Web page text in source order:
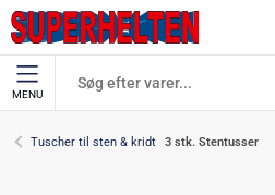
MENU
Tuscher til sten & kridt 3 stk. Stentusser